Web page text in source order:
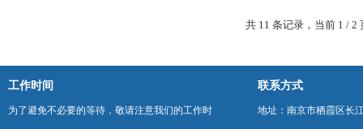
共 11 条记录，当前 1 /
工作时间
为了避免不必要的等待，敬请注意我们的工作时
联系方式
地址：南京市栖霞区长